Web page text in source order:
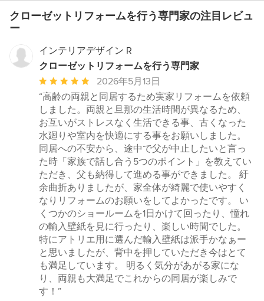
クローゼットリフォームを行う専門家の注目レビュ
ー
インテリアデザイン R
クローゼットリフォームを行う専門家
平
均
評
価：
5
つ
星
中
星
5
2026年5月13日
“高齢の両親と同居するため実家リフォームを依頼
しました。両親と旦那の生活時間が異なるため、
お互いがストレスなく生活できる事、古くなった
水廻りや室内を快適にする事をお願いしました。
同居への不安から、途中で父が中止したいと言っ
た時「家族で話し合う5つのポイント」を教えてい
ただき、父も納得して進める事ができました。 紆
余曲折ありましたが、家全体が綺麗で使いやすく
なりリフォームのお願いをしてよかったです。 い
くつかのショールームを1日かけて回ったり、憧れ
の輸入壁紙を見に行ったり、楽しい時間でした。
特にアトリエ用に選んだ輸入壁紙は派手かなぁー
と思いましたが、背中を押していただき今はとて
も満足しています。 明るく気分があがる家にな
り、両親も大満足でこれからの同居が楽しみで
す！”